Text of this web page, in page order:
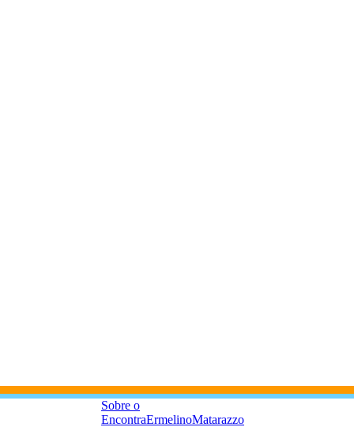
Sobre o
EncontraErmelinoMatarazzo